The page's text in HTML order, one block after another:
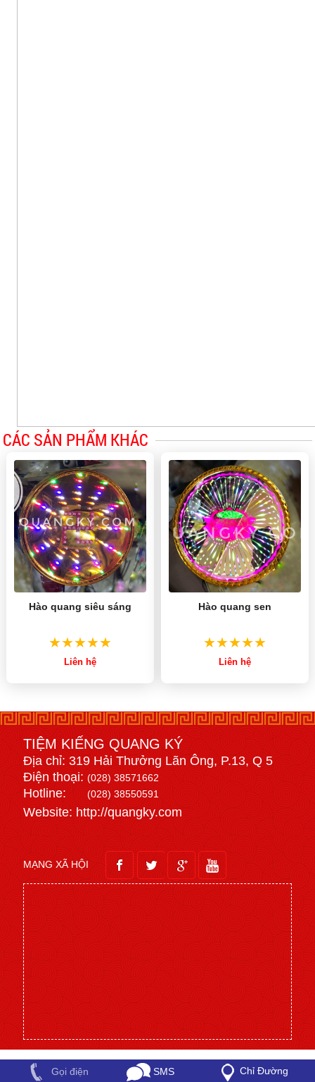
CÁC SẢN PHẨM KHÁC
Hào quang siêu sáng
Liên hệ
Hào quang sen
Liên hệ
TIỆM KIẾNG QUANG KÝ
Địa chỉ: 319 Hải Thưởng Lãn Ông, P.13, Q 5
Điện thoại:(028) 38571662
Hotline:(028) 38550591
Website: http://quangky.com
MẠNG XÃ HỘI
2018 Copyright © . Design by NiNa Co.,Ltd
Gọi điện SMS Chỉ Đường